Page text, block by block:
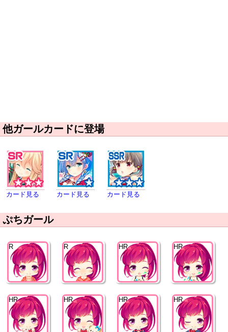
他ガールカードに登場
カード見る カード見る カード見る
ぷちガール
R R HR HR
HR HR HR HR